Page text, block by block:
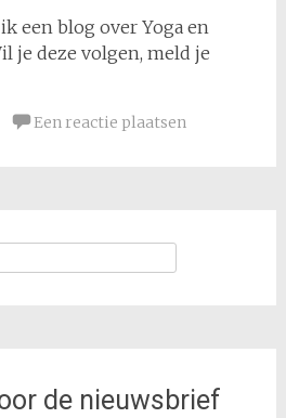
een blog over Yoga en
je deze volgen, meld je
Een reactie plaatsen
de nieuwsbrief